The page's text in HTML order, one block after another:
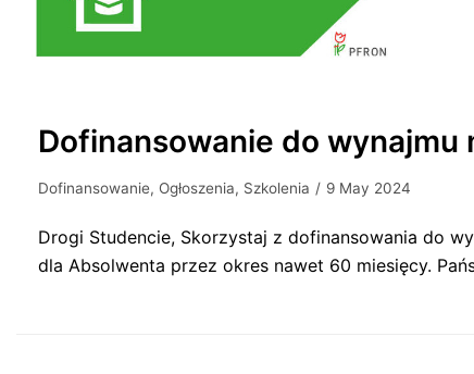
Dofinansowanie do wynajmu
Dofinansowanie, Ogłoszenia, Szkolenia 9 May 2024
Drogi Studencie, Skorzystaj z dofinansowania do
dla Absolwenta przez okres nawet 60 miesięcy.